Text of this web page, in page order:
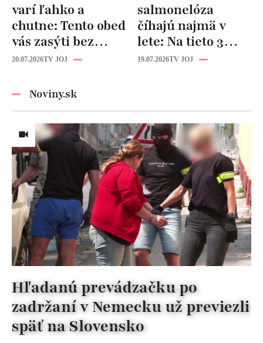
varí ľahko a
chutne: Tento obed
vás zasýti bez
zbytočných kalórií
20.07.2026TV JOJ
salmonelóza
číhajú najmä v
lete: Na tieto 3
pravidlá pri jedle
19.07.2026TV JOJ
Noviny.sk
Hľadanú prevádzačku po
zadržaní v Nemecku už previezli
späť na Slovensko